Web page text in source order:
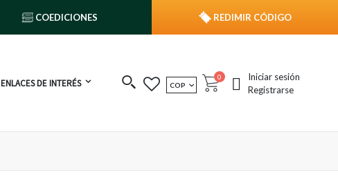
COEDICIONES REDIMIR CÓDIGO
ENLACES DE INTERÉS MONEDA
COP Cart
0 publicacionesIniciar sesión
Registrarse